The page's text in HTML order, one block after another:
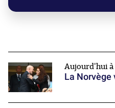
Aujourd'hui à
La Norvège